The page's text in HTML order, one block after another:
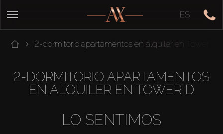
ES
2-dormitorio apartamentos en alquiler en Tower D
2-DORMITORIO APARTAMENTOS
EN ALQUILER EN TOWER D
LO SENTIMOS